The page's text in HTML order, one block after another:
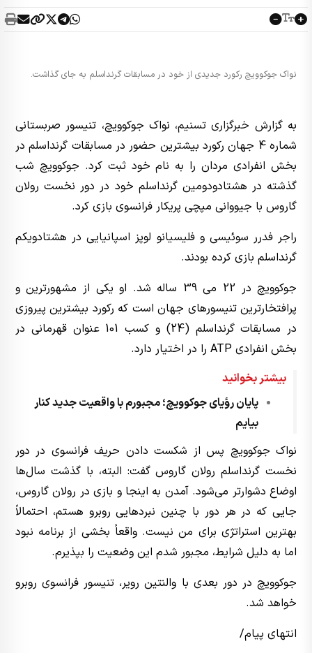
نواک جوکوویچ رکورد جدیدی از خود در مسابقات گرنداسلم به جای گذاشت.
به گزارش خبرگزاری تسنیم، نواک جوکوویچ، تنیسور صربستانی
شماره 4 جهان رکورد بیشترین حضور در مسابقات گرنداسلم در
بخش انفرادی مردان را به نام خود ثبت کرد. جوکوویچ شب
گذشته در هشتادودومین گرنداسلم خود در دور نخست رولان
گاروس با جیووانی مپچی پریکار فرانسوی بازی کرد.
راجر فدرر سوئیسی و فلیسیانو لوپز اسپانیایی در هشتادویکم
گرنداسلم بازی کرده بودند.
جوکوویچ در 22 می 39 ساله شد. او یکی از مشهورترین و
پرافتخارترین تنیسورهای جهان است که رکورد بیشترین پیروزی
در مسابقات گرنداسلم (24) و کسب 101 عنوان قهرمانی در
بخش انفرادی ATP را در اختیار دارد.
بیشتر بخوانید
پایان رؤیای جوکوویچ؛ مجبورم با واقعیت جدید کنار
بیایم
نواک جوکوویچ پس از شکست دادن حریف فرانسوی در دور
نخست گرنداسلم رولان گاروس گفت: البته، با گذشت سال‌ها
اوضاع دشوارتر می‌شود. آمدن به اینجا و بازی در رولان گاروس،
جایی که در هر دور با چنین نبردهایی روبرو هستم، احتمالاً
بهترین استراتژی برای من نیست. واقعاً بخشی از برنامه نبود
اما به دلیل شرایط، مجبور شدم این وضعیت را بپذیرم.
جوکوویچ در دور بعدی با والنتین رویر، تنیسور فرانسوی روبرو
خواهد شد.
انتهای پیام/